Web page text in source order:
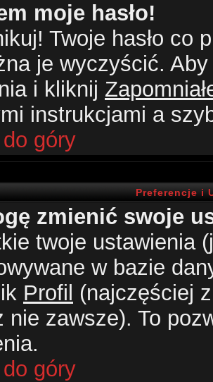
moje hasło!
Twoje hasło co
je wyczyścić.
i kliknij
instrukcjami a
góry
Preferencje i
zmienić swoje
twoje ustawienia
w bazie
Profil (najczęściej
nie zawsze). To
góry